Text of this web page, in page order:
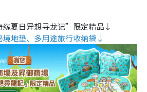
夏日异想寻龙记”限定精品↓
地垫、多用途旅行收纳袋↓